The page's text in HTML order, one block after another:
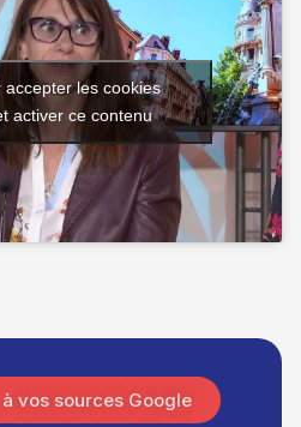
accepter les cookies
activer ce contenu
vos sources Google